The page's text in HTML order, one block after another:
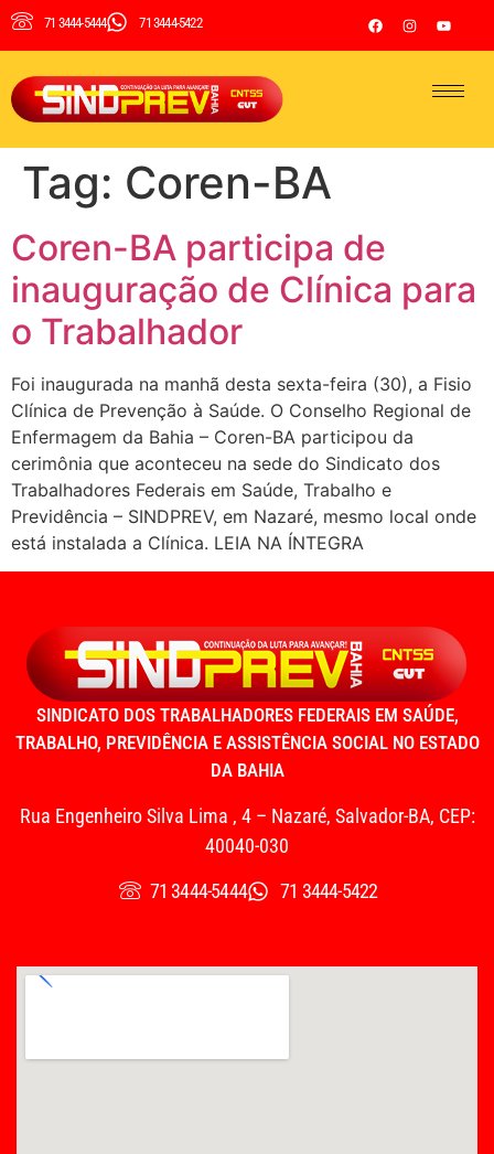
71 3444-5444 71 3444-5422
Tag: Coren-BA
Coren-BA participa de
inauguração de Clínica para
o Trabalhador
Foi inaugurada na manhã desta sexta-feira (30), a Fisio
Clínica de Prevenção à Saúde. O Conselho Regional de
Enfermagem da Bahia – Coren-BA participou da
cerimônia que aconteceu na sede do Sindicato dos
Trabalhadores Federais em Saúde, Trabalho e
Previdência – SINDPREV, em Nazaré, mesmo local onde
está instalada a Clínica. LEIA NA ÍNTEGRA
SINDICATO DOS TRABALHADORES FEDERAIS EM SAÚDE,
TRABALHO, PREVIDÊNCIA E ASSISTÊNCIA SOCIAL NO ESTADO
DA BAHIA
Rua Engenheiro Silva Lima , 4 – Nazaré, Salvador-BA, CEP:
40040-030
71 3444-5444
71 3444-5422